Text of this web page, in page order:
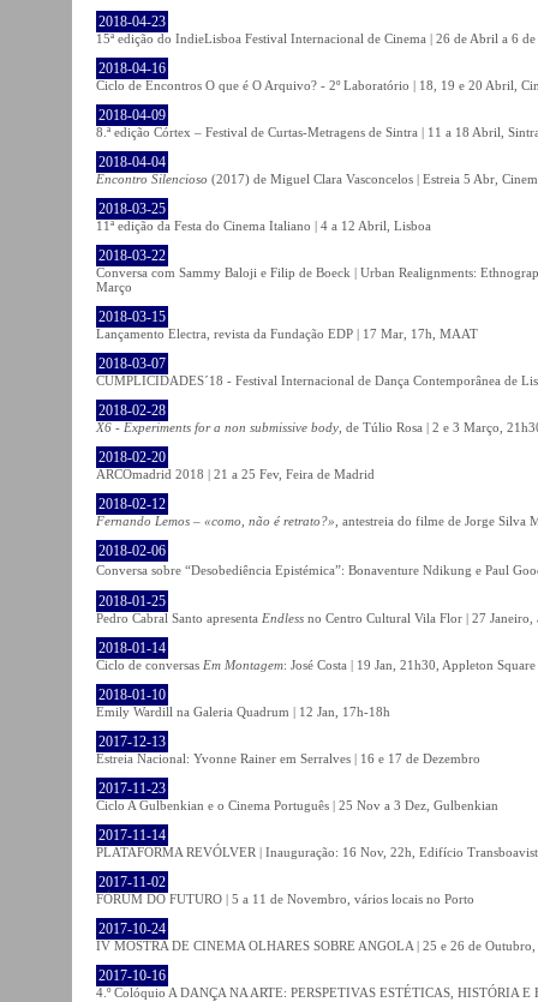
2018-04-23
15ª edição do IndieLisboa Festival Internacional de Cinema | 26 de Abril a 6
2018-04-16
Ciclo de Encontros O que é O Arquivo? - 2º Laboratório | 18, 19 e 20 Abril,
2018-04-09
8.ª edição Córtex – Festival de Curtas-Metragens de Sintra | 11 a 18 Abril,
2018-04-04
Encontro Silencioso (2017) de Miguel Clara Vasconcelos | Estreia 5 Abr,
2018-03-25
11ª edição da Festa do Cinema Italiano | 4 a 12 Abril, Lisboa
2018-03-22
Conversa com Sammy Baloji e Filip de Boeck | Urban Realignments:
Março
2018-03-15
Lançamento Electra, revista da Fundação EDP | 17 Mar, 17h, MAAT
2018-03-07
CUMPLICIDADES´18 - Festival Internacional de Dança Contemporânea de
2018-02-28
X6 - Experiments for a non submissive body , de Túlio Rosa | 2 e 3 Março,
2018-02-20
ARCOmadrid 2018 | 21 a 25 Fev, Feira de Madrid
2018-02-12
Fernando Lemos – «como, não é retrato?» , antestreia do filme de Jorge Silva
2018-02-06
Conversa sobre “Desobediência Epistémica”: Bonaventure Ndikung e Paul
2018-01-25
Pedro Cabral Santo apresenta Endless no Centro Cultural Vila Flor | 27 Janeiro,
2018-01-14
Ciclo de conversas Em Montagem: José Costa | 19 Jan, 21h30, Appleton Square
2018-01-10
Emily Wardill na Galeria Quadrum | 12 Jan, 17h-18h
2017-12-13
Estreia Nacional: Yvonne Rainer em Serralves | 16 e 17 de Dezembro
2017-11-23
Ciclo A Gulbenkian e o Cinema Português | 25 Nov a 3 Dez, Gulbenkian
2017-11-14
PLATAFORMA REVÓLVER | Inauguração: 16 Nov, 22h, Edifício
2017-11-02
FÓRUM DO FUTURO | 5 a 11 de Novembro, vários locais no Porto
2017-10-24
IV MOSTRA DE CINEMA OLHARES SOBRE ANGOLA | 25 e 26 de
2017-10-16
4.º Colóquio A DANÇA NA ARTE: PERSPETIVAS ESTÉTICAS, HISTÓRIA